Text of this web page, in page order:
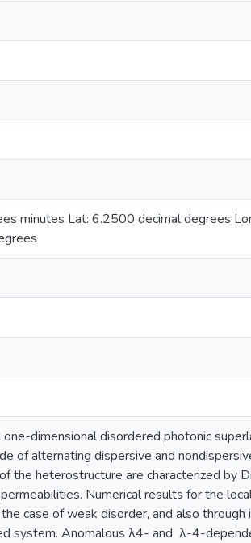
minutes Lat: 6.2500 decimal degrees
dimensional disordered photonic
of alternating dispersive and
the heterostructure are characterized by
Numerical results for the
case of weak disorder, and also
system. Anomalous λ4- and λ-4-